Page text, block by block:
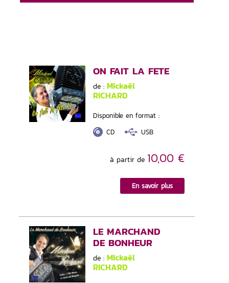
ON FAIT LA FETE
de : MIckaël
RICHARD
Disponible en format :
CD
USB
à partir de 10,00 €
En savoir plus
LE MARCHAND
DE BONHEUR
de : MIckaël
RICHARD